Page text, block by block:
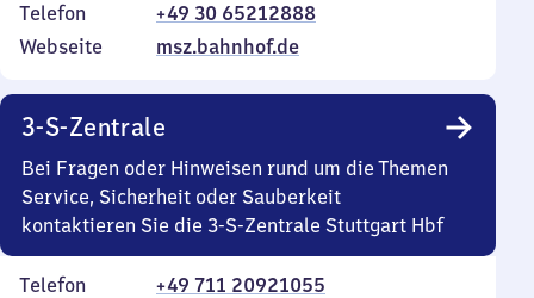
Telefon
+49 30 65212888
Webseite
msz.bahnhof.de
3-S-Zentrale
Bei Fragen oder Hinweisen rund um die Themen
Service, Sicherheit oder Sauberkeit
kontaktieren Sie die 3-S-Zentrale Stuttgart Hbf
Telefon
+49 711 20921055